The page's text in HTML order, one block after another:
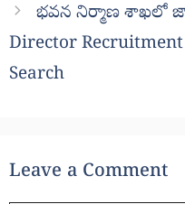
భవన నిర్మాణ శాఖలో
Director
Search
Leave a Comment